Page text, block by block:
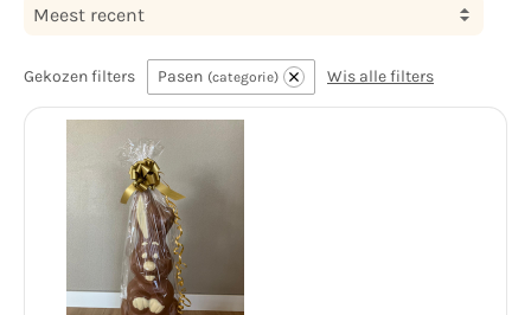
Meest recent
Gekozen filters Pasen categorie Wis alle filters